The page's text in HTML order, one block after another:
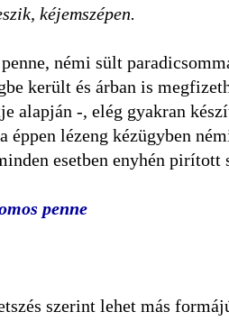
kéjemszépen.
némi sült
került és árban is
alapján -, elég gyakran
éppen lézeng kézügyben
esetben enyhén pirított
penne
szerint lehet más